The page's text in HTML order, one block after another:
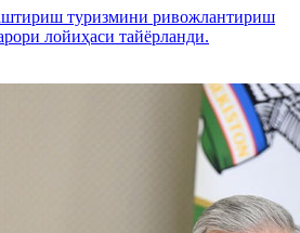
туризмини ривожлантириш
лойиҳаси тайёрланди.